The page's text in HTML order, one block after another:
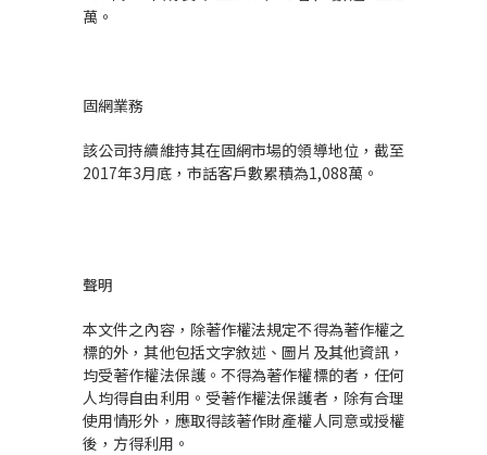
萬。
固網業務
該公司持續維持其在固網市場的領導地位，截至
2017年3月底，市話客戶數累積為1,088萬。
聲明
本文件之內容，除著作權法規定不得為著作權之
標的外，其他包括文字敘述、圖片及其他資訊，
均受著作權法保護。不得為著作權標的者，任何
人均得自由利用。受著作權法保護者，除有合理
使用情形外，應取得該著作財產權人同意或授權
後，方得利用。